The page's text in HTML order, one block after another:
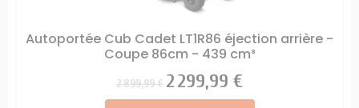
Autoportée Cub Cadet LT1R86 éjection arrière -
Coupe 86cm - 439 cm³
Prix
2 899,99 € Prix
2 299,99 €